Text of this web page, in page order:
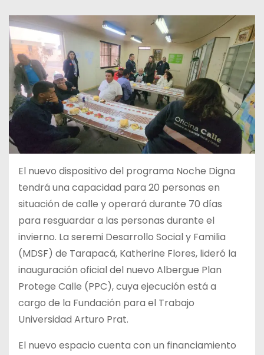
El nuevo dispositivo del programa Noche Digna
tendrá una capacidad para 20 personas en
situación de calle y operará durante 70 días
para resguardar a las personas durante el
invierno. La seremi Desarrollo Social y Familia
(MDSF) de Tarapacá, Katherine Flores, lideró la
inauguración oficial del nuevo Albergue Plan
Protege Calle (PPC), cuya ejecución está a
cargo de la Fundación para el Trabajo
Universidad Arturo Prat.
El nuevo espacio cuenta con un financiamiento